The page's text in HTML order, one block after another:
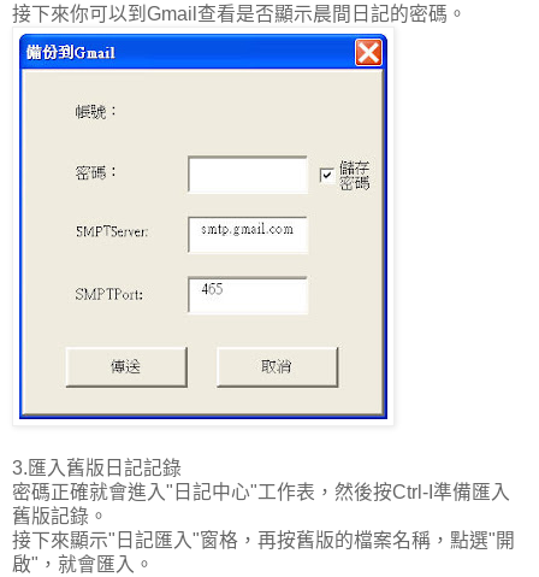
接下來你可以到Gmail查看是否顯示晨間日記的密碼。
3.匯入舊版日記記錄
密碼正確就會進入"日記中心"工作表，然後按Ctrl-I準備匯入
舊版記錄。
接下來顯示"日記匯入"窗格，再按舊版的檔案名稱，點選"開
啟"，就會匯入。